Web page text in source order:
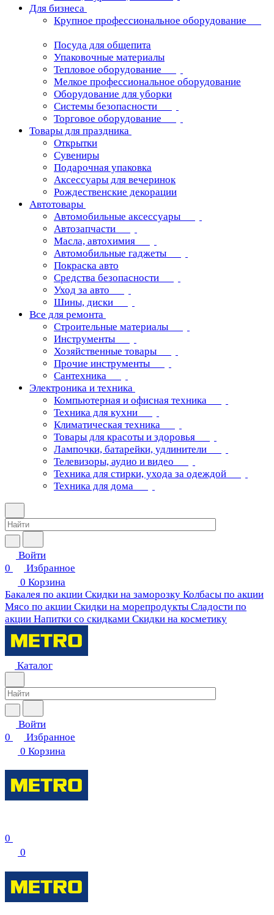
Для бизнеса
Крупное профессиональное оборудование
Посуда для общепита
Упаковочные материалы
Тепловое оборудование
Мелкое профессиональное оборудование
Оборудование для уборки
Системы безопасности
Торговое оборудование
Товары для праздника
Открытки
Сувениры
Подарочная упаковка
Аксессуары для вечеринок
Рождественские декорации
Автотовары
Автомобильные аксессуары
Автозапчасти
Масла, автохимия
Автомобильные гаджеты
Покраска авто
Средства безопасности
Уход за авто
Шины, диски
Все для ремонта
Строительные материалы
Инструменты
Хозяйственные товары
Прочие инструменты
Сантехника
Электроника и техника
Компьютерная и офисная техника
Техника для кухни
Климатическая техника
Товары для красоты и здоровья
Лампочки, батарейки, удлинители
Телевизоры, аудио и видео
Техника для стирки, ухода за одеждой
Техника для дома
Войти
0
Избранное
0 Корзина
Бакалея по акции Скидки на заморозку Колбасы по акции
Мясо по акции Скидки на морепродукты Сладости по
акции Напитки со скидками Скидки на косметику
Каталог
Войти
0
Избранное
0 Корзина
0
0